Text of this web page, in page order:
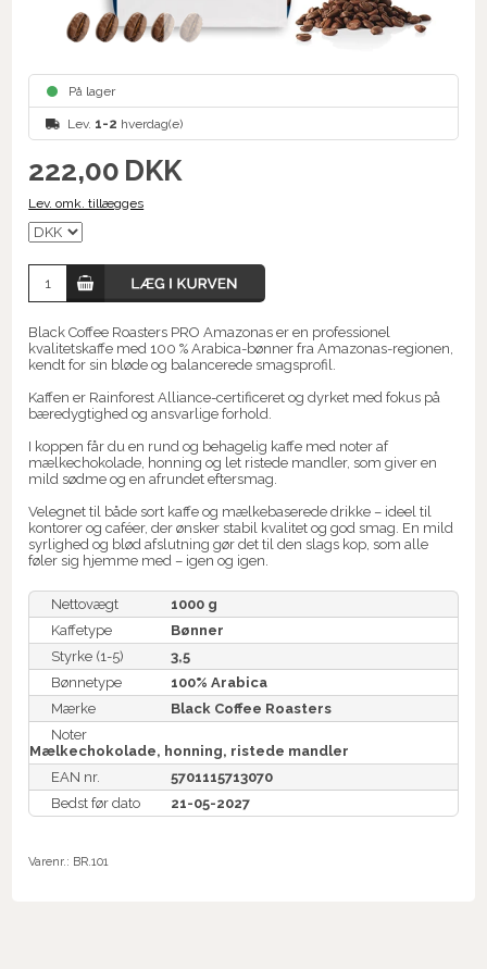
På lager
Lev. 1-2 hverdag(e)
222,00 DKK
Lev. omk. tillægges
Black Coffee Roasters PRO Amazonas er en professionel
kvalitetskaffe med 100 % Arabica-bønner fra Amazonas-regionen,
kendt for sin bløde og balancerede smagsprofil.
Kaffen er Rainforest Alliance-certificeret og dyrket med fokus på
bæredygtighed og ansvarlige forhold.
I koppen får du en rund og behagelig kaffe med noter af
mælkechokolade, honning og let ristede mandler, som giver en
mild sødme og en afrundet eftersmag.
Velegnet til både sort kaffe og mælkebaserede drikke – ideel til
kontorer og caféer, der ønsker stabil kvalitet og god smag. En mild
syrlighed og blød afslutning gør det til den slags kop, som alle
føler sig hjemme med – igen og igen.
Nettovægt
1000 g
Kaffetype
Bønner
Styrke (1-5)
3,5
Bønnetype
100% Arabica
Mærke
Black Coffee Roasters
Noter
Mælkechokolade, honning, ristede mandler
EAN nr.
5701115713070
Bedst før dato
21-05-2027
Varenr.: BR.101